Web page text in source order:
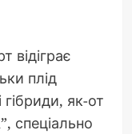
відіграє
плід
як-от
спеціально